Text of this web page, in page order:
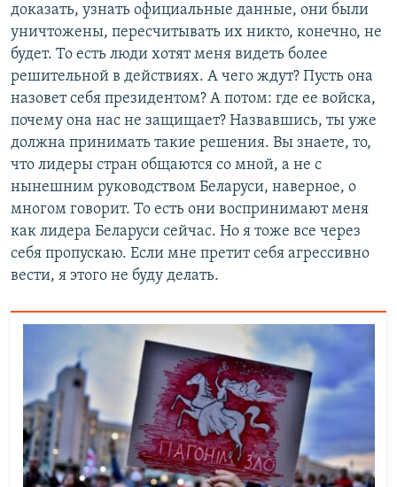
доказать, узнать официальные данные, они были
уничтожены, пересчитывать их никто, конечно, не
будет. То есть люди хотят меня видеть более
решительной в действиях. А чего ждут? Пусть она
назовет себя президентом? А потом: где ее войска,
почему она нас не защищает? Назвавшись, ты уже
должна принимать такие решения. Вы знаете, то,
что лидеры стран общаются со мной, а не с
нынешним руководством Беларуси, наверное, о
многом говорит. То есть они воспринимают меня
как лидера Беларуси сейчас. Но я тоже все через
себя пропускаю. Если мне претит себя агрессивно
вести, я этого не буду делать.